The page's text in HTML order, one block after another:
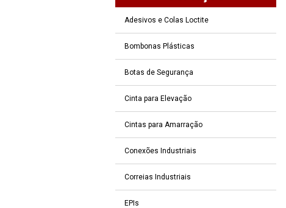
Adesivos e Colas Loctite
Bombonas Plásticas
Botas de Segurança
Cinta para Elevação
Cintas para Amarração
Conexões Industriais
Correias Industriais
EPIs